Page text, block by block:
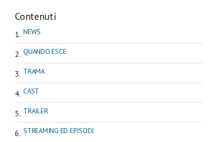
Contenuti
NEWS
QUANDO ESCE
TRAMA
CAST
TRAILER
STREAMING ED EPISODI